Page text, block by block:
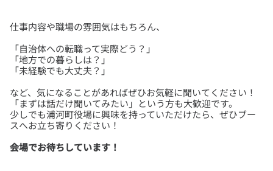
「自治体への転職って実際どう？」
「地方での暮らしは？」
など、気になることがあればぜひお気軽に聞いてください！
「まずは話だけ聞いてみたい」という方も大歓迎です。
少しでも浦河町役場に興味を持っていただけたら、ぜひブー
会場でお待ちしています！